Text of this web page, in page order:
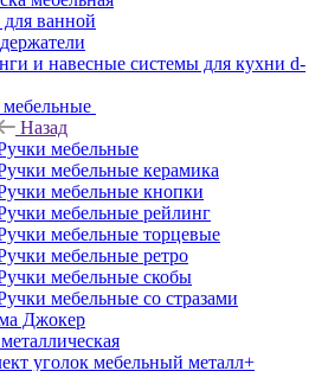
ванной
и навесные системы для кухни d-
Назад
мебельные
мебельные керамика
мебельные кнопки
мебельные рейлинг
мебельные торцевые
мебельные ретро
мебельные скобы
мебельные со стразами
Джокер
уголок мебельный металл+